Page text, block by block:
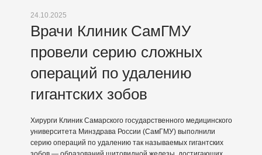
24.10.2025
Врачи Клиник СамГМУ
провели серию сложных
операций по удалению
гигантских зобов
Хирурги Клиник Самарского государственного медицинского
университета Минздрава России (СамГМУ) выполнили
серию операций по удалению так называемых гигантских